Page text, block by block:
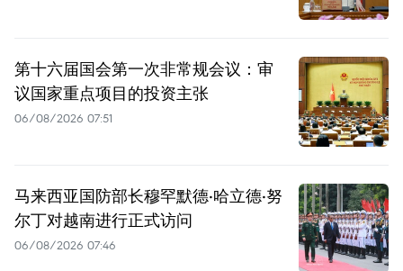
第十六届国会第一次非常规会议：审
议国家重点项目的投资主张
06/08/2026 07:51
马来西亚国防部长穆罕默德·哈立德·努
尔丁对越南进行正式访问
06/08/2026 07:46